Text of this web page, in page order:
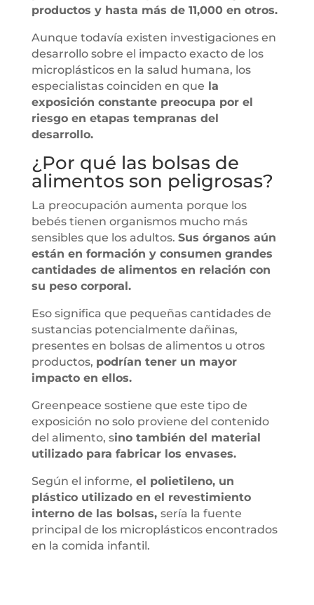
productos y hasta más de 11,000 en otros.
Aunque todavía existen investigaciones en
desarrollo sobre el impacto exacto de los
microplásticos en la salud humana, los
especialistas coinciden en que la
exposición constante preocupa por el
riesgo en etapas tempranas del
desarrollo.
¿Por qué las bolsas de
alimentos son peligrosas?
La preocupación aumenta porque los
bebés tienen organismos mucho más
sensibles que los adultos. Sus órganos aún
están en formación y consumen grandes
cantidades de alimentos en relación con
su peso corporal.
Eso significa que pequeñas cantidades de
sustancias potencialmente dañinas,
presentes en bolsas de alimentos u otros
productos, podrían tener un mayor
impacto en ellos.
Greenpeace sostiene que este tipo de
exposición no solo proviene del contenido
del alimento, sino también del material
utilizado para fabricar los envases.
Según el informe, el polietileno, un
plástico utilizado en el revestimiento
interno de las bolsas, sería la fuente
principal de los microplásticos encontrados
en la comida infantil.